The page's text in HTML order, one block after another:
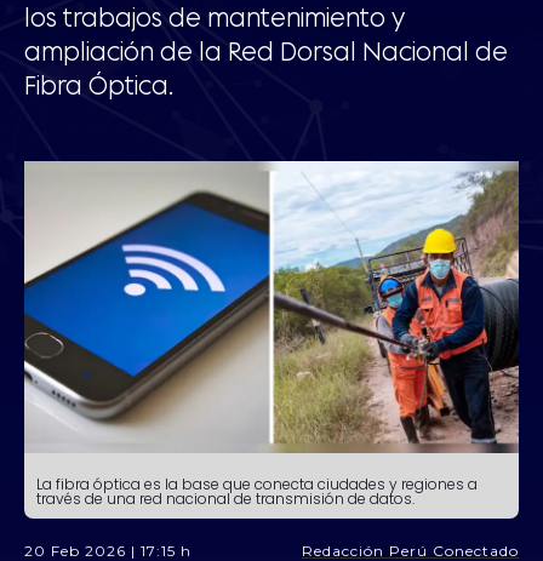
los trabajos de mantenimiento y
ampliación de la Red Dorsal Nacional de
Fibra Óptica.
La fibra óptica es la base que conecta ciudades y regiones a
través de una red nacional de transmisión de datos.
20 Feb 2026 | 17:15 h Redacción Perú Conectado